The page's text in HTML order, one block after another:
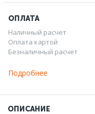
ОПЛАТА
Наличный расчет
Оплата картой
Безналичный расчет
Подробнее
ОПИСАНИЕ